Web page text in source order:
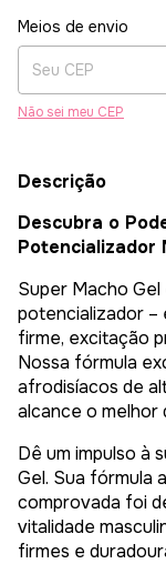
Entregas para o CEP:
Meios de envio
Não sei meu CEP
Descrição
Descubra o
Potencializador
Super Macho Gel
potencializador –
firme, excitação
Nossa fórmula
afrodisíacos de
alcance o melhor
Dê um impulso à
Gel. Sua fórmula
comprovada foi
vitalidade
firmes e